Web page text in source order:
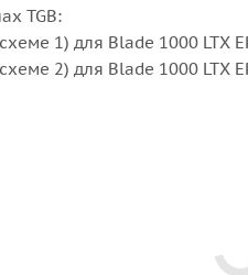
TGB:
1) для Blade 1000 LTX
2) для Blade 1000 LTX